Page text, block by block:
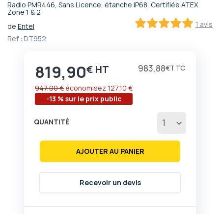
Radio PMR446, Sans Licence, étanche IP68, Certifiée ATEX
Zone 1 & 2
1 avis
de Entel
Ref : DT952
Prix
819,90€ 983,88€
-13 % sur le prix public
947,00 € économisez127,10 €
QUANTITÉ
AJOUTER AU PANIER
Recevoir un devis
Passer
début
de
d’images